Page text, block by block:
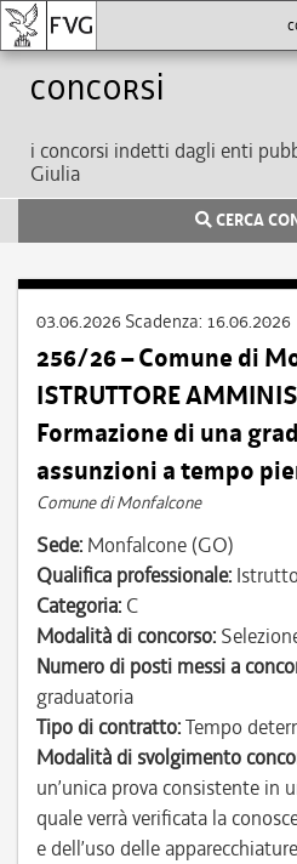
Concorsi
i concorsi indetti dagli enti
Giulia
CERCA
03.06.2026 Scadenza: 16.06.2026
256/26 – Comune di
ISTRUTTORE
Formazione di una
assunzioni a tempo
Comune di Monfalcone
Sede: Monfalcone (GO)
Qualifica professionale:
Categoria: C
Modalità di concorso:
Numero di posti messi a
graduatoria
Tipo di contratto:Tempo
Modalità di svolgimento
un’unica prova consistente in
quale verrà verificata la
e dell’uso delle